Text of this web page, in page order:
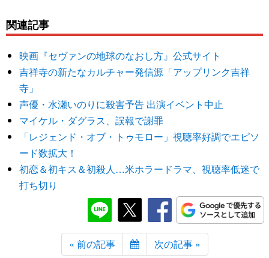
関連記事
映画『セヴァンの地球のなおし方』公式サイト
吉祥寺の新たなカルチャー発信源「アップリンク吉祥
寺」
声優・水瀬いのりに殺害予告 出演イベント中止
マイケル・ダグラス、誤報で謝罪
「レジェンド・オブ・トゥモロー」視聴率好調でエピソ
ード数拡大！
初恋＆初キス＆初殺人…米ホラードラマ、視聴率低迷で
打ち切り
« 前の記事 次の記事 »